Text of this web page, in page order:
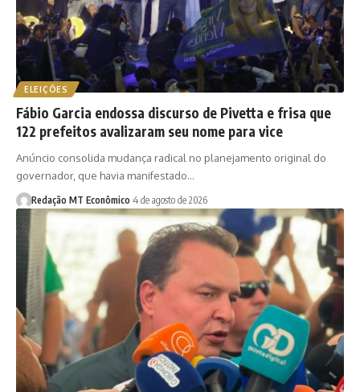
ELEIÇÕES
Fábio Garcia endossa discurso de Pivetta e frisa que
122 prefeitos avalizaram seu nome para vice
Anúncio consolida mudança radical no planejamento original do
governador, que havia manifestado…
Redação MT Econômico 4 de agosto de 2026